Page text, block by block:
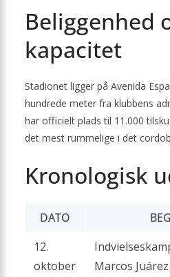
Beliggenhed
kapacitet
Stadionet ligger på Avenida
hundrede meter fra klubbens
har officielt plads til 11.000
det mest rummelige i det
Kronologisk
DATO
12.
oktober
Marcos Juárez